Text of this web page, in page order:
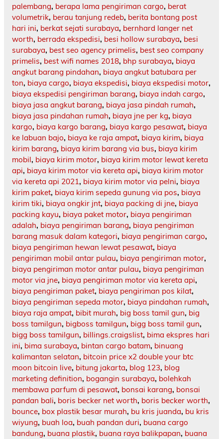
palembang, berapa lama pengiriman cargo, berat
volumetrik, berau tanjung redeb, berita bontang post
hari ini, berkat sejati surabaya, bernhard langer net
worth, berrada ekspedisi, besi hollow surabaya, besi
surabaya, best seo agency primelis, best seo company
primelis, best wifi names 2018, bhp surabaya, biaya
angkut barang pindahan, biaya angkut batubara per
ton, biaya cargo, biaya ekspedisi, biaya ekspedisi motor,
biaya ekspedisi pengiriman barang, biaya indah cargo,
biaya jasa angkut barang, biaya jasa pindah rumah,
biaya jasa pindahan rumah, biaya jne per kg, biaya
kargo, biaya kargo barang, biaya kargo pesawat, biaya
ke labuan bajo, biaya ke raja ampat, biaya kirim, biaya
kirim barang, biaya kirim barang via bus, biaya kirim
mobil, biaya kirim motor, biaya kirim motor lewat kereta
api, biaya kirim motor via kereta api, biaya kirim motor
via kereta api 2021, biaya kirim motor via pelni, biaya
kirim paket, biaya kirim sepeda gunung via pos, biaya
kirim tiki, biaya ongkir jnt, biaya packing di jne, biaya
packing kayu, biaya paket motor, biaya pengiriman
adalah, biaya pengiriman barang, biaya pengiriman
barang masuk dalam kategori, biaya pengiriman cargo,
biaya pengiriman hewan lewat pesawat, biaya
pengiriman mobil antar pulau, biaya pengiriman motor,
biaya pengiriman motor antar pulau, biaya pengiriman
motor via jne, biaya pengiriman motor via kereta api,
biaya pengiriman paket, biaya pengiriman pos kilat,
biaya pengiriman sepeda motor, biaya pindahan rumah,
biaya raja ampat, bibit murah, big boss tamil gun, big
boss tamilgun, bigboss tamilgun, bigg boss tamil gun,
bigg boss tamilgun, billings.craigslist, bima ekspres hari
ini, bima surabaya, bintan cargo batam, binuang
kalimantan selatan, bitcoin price x2 double your btc
moon bitcoin live, bitung jakarta, blog 123, blog
marketing definition, bogangin surabaya, bolehkah
membawa parfum di pesawat, bonsai karang, bonsai
pandan bali, boris becker net worth, boris becker worth,
bounce, box plastik besar murah, bu kris juanda, bu kris
wiyung, buah loa, buah pandan duri, buana cargo
bandung, buana plastik, buana raya balikpapan, buana